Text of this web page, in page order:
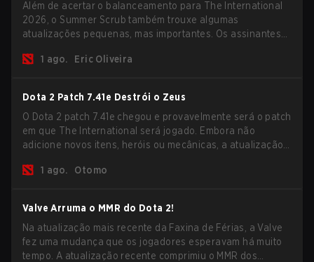
Além de acertar o balanceamento para The International
2026, o Summer Scrub também trouxe algumas
atualizações pequenas, mas importantes. Os assinantes
jogo e agora todos os jogadores podem vincular teclas de
1 ago. Eric Oliveira
Dota 2 Patch 7.41e Destrói o Zeus
O Dota 2 patch 7.41e chegou e provavelmente será o patch
em que The International será jogado. Embora não
adicione novos itens, heróis ou mecânicas, a atualização
maiores problemas do jogo.
1 ago. Otomo
Valve Arruma o MMR do Dota 2!
Na atualização mais recente da Faxina de Férias, a Valve
fez uma mudança que os jogadores esperavam há muito
tempo. A atualização recente comprimiu o MMR dos